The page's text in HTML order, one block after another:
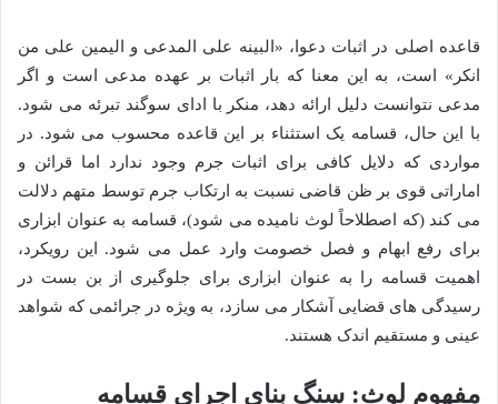
قاعده اصلی در اثبات دعوا، «البینه علی المدعی و الیمین علی من
انکر» است، به این معنا که بار اثبات بر عهده مدعی است و اگر
مدعی نتوانست دلیل ارائه دهد، منکر با ادای سوگند تبرئه می شود.
با این حال، قسامه یک استثناء بر این قاعده محسوب می شود. در
مواردی که دلایل کافی برای اثبات جرم وجود ندارد اما قرائن و
اماراتی قوی بر ظن قاضی نسبت به ارتکاب جرم توسط متهم دلالت
می کند (که اصطلاحاً لوث نامیده می شود)، قسامه به عنوان ابزاری
برای رفع ابهام و فصل خصومت وارد عمل می شود. این رویکرد،
اهمیت قسامه را به عنوان ابزاری برای جلوگیری از بن بست در
رسیدگی های قضایی آشکار می سازد، به ویژه در جرائمی که شواهد
عینی و مستقیم اندک هستند.
مفهوم لوث: سنگ بنای اجرای قسامه